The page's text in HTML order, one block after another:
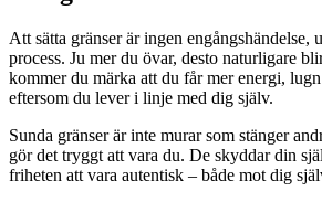
Att sätta gränser är ingen engångshändelse,
process. Ju mer du övar, desto naturligare
kommer du märka att du får mer energi,
eftersom du lever i linje med dig själv.
Sunda gränser är inte murar som stänger
gör det tryggt att vara du. De skyddar din
friheten att vara autentisk – både mot dig